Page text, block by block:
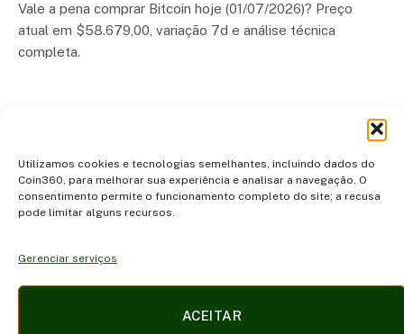
Utilizamos cookies e tecnologias semelhantes, incluindo dados do
Coin360, para melhorar sua experiência e analisar a navegação. O
consentimento permite o funcionamento completo do site; a recusa
pode limitar alguns recursos.
Gerenciar serviços
ACEITAR
Vale a pena comprar Bitcoin hoje (01/07/2026)? Preço
atual em $58.679,00, variação 7d e análise técnica
completa.
(Twitter)